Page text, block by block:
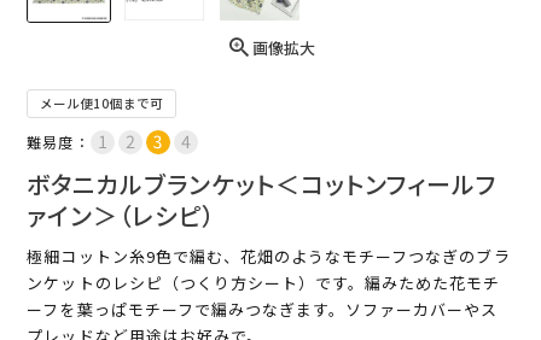
画像拡大
メール便10個まで可
難易度：
ボタニカルブランケット＜コットンフィールフ
ァイン＞（レシピ）
極細コットン糸9色で編む、花畑のようなモチーフつなぎのブラ
ンケットのレシピ（つくり方シート）です。編みためた花モチ
ーフを葉っぱモチーフで編みつなぎます。ソファーカバーやス